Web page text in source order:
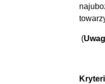
(